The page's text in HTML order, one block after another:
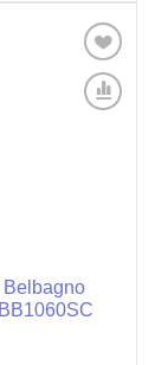
Belbagno